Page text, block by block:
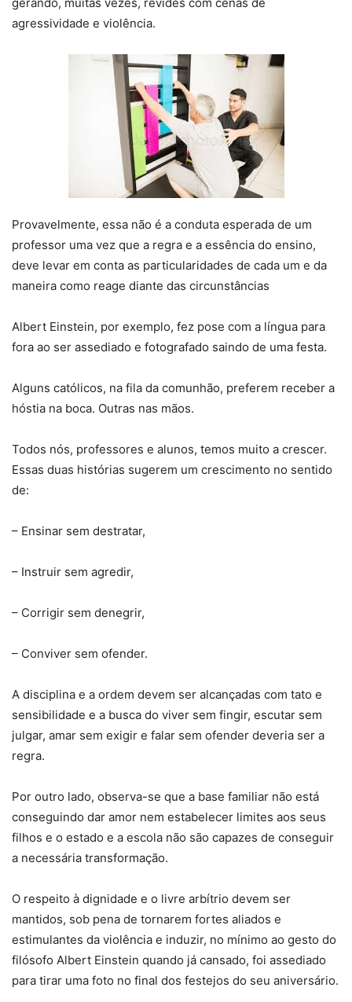
agressividade e violência.
Provavelmente, essa não é a conduta esperada de um
professor uma vez que a regra e a essência do ensino,
deve levar em conta as particularidades de cada um e da
maneira como reage diante das circunstâncias
Albert Einstein, por exemplo, fez pose com a língua para
fora ao ser assediado e fotografado saindo de uma festa.
Alguns católicos, na fila da comunhão, preferem receber a
hóstia na boca. Outras nas mãos.
Todos nós, professores e alunos, temos muito a crescer.
Essas duas histórias sugerem um crescimento no sentido
de:
– Ensinar sem destratar,
– Instruir sem agredir,
– Corrigir sem denegrir,
– Conviver sem ofender.
A disciplina e a ordem devem ser alcançadas com tato e
sensibilidade e a busca do viver sem fingir, escutar sem
julgar, amar sem exigir e falar sem ofender deveria ser a
regra.
Por outro lado, observa-se que a base familiar não está
conseguindo dar amor nem estabelecer limites aos seus
filhos e o estado e a escola não são capazes de conseguir
a necessária transformação.
O respeito à dignidade e o livre arbítrio devem ser
mantidos, sob pena de tornarem fortes aliados e
estimulantes da violência e induzir, no mínimo ao gesto do
filósofo Albert Einstein quando já cansado, foi assediado
para tirar uma foto no final dos festejos do seu aniversário.